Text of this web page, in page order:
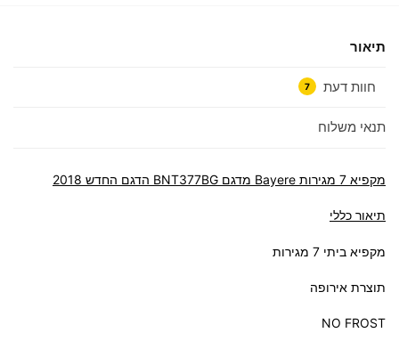
תיאור
חוות דעת 7
תנאי משלוח
מקפיא 7 מגירות Bayere מדגם BNT377BG הדגם החדש 2018
תיאור כללי
מקפיא ביתי 7 מגירות
תוצרת אירופה
NO FROST